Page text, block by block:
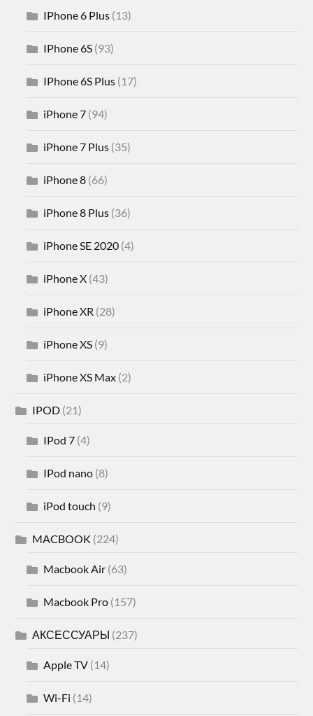
IPhone 6 Plus (13)
IPhone 6S (93)
IPhone 6S Plus (17)
iPhone 7 (94)
iPhone 7 Plus (35)
iPhone 8 (66)
iPhone 8 Plus (36)
iPhone SE 2020 (4)
iPhone X (43)
iPhone XR (28)
iPhone XS (9)
iPhone XS Max (2)
IPOD (21)
IPod 7 (4)
IPod nano (8)
iPod touch (9)
MACBOOK (224)
Macbook Air (63)
Macbook Pro (157)
АКСЕССУАРЫ (237)
Apple TV (14)
Wi-Fi (14)